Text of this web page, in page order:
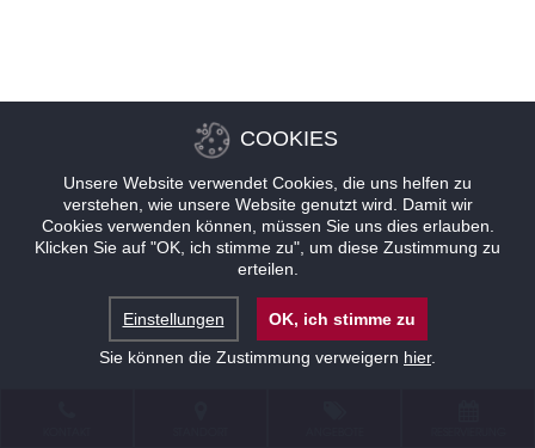
COOKIES
Unsere Website verwendet Cookies, die uns helfen zu
verstehen, wie unsere Website genutzt wird. Damit wir
Cookies verwenden können, müssen Sie uns dies erlauben.
Klicken Sie auf "OK, ich stimme zu", um diese Zustimmung zu
erteilen.
Einstellungen
OK, ich stimme zu
Sie können die Zustimmung verweigern hier.